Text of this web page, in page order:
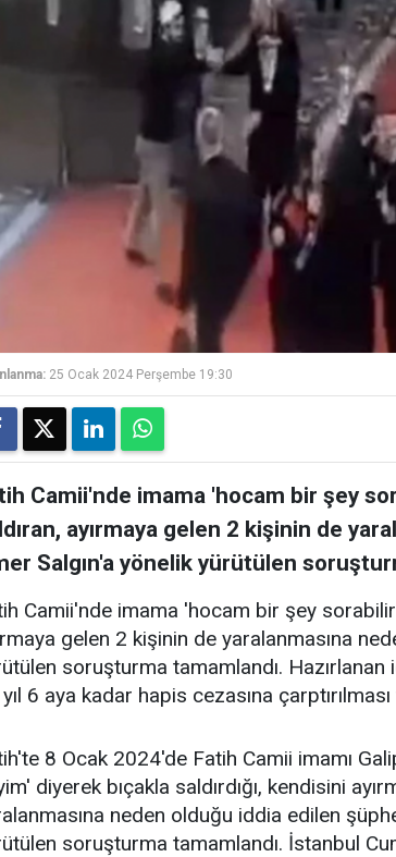
25 Ocak 2024 Perşembe 19:30
Camii'nde imama 'hocam bir şey
ayırmaya gelen 2 kişinin de
Salgın'a yönelik yürütülen
Camii'nde imama 'hocam bir şey
gelen 2 kişinin de yaralanmasına
soruşturma tamamlandı. Hazırlanan
6 aya kadar hapis cezasına
8 Ocak 2024'de Fatih Camii imamı
diyerek bıçakla saldırdığı, kendisini
neden olduğu iddia edilen
soruşturma tamamlandı. İstanbul